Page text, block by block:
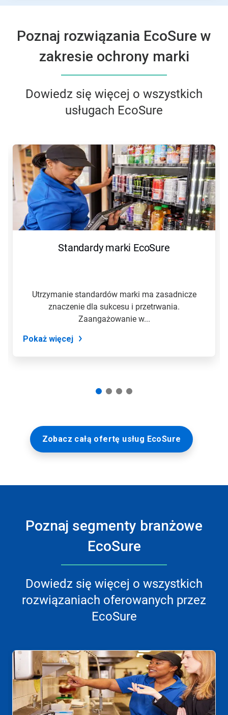
Poznaj rozwiązania EcoSure w
zakresie ochrony marki
Dowiedz się więcej o wszystkich
usługach EcoSure
Standardy marki EcoSure
Utrzymanie standardów marki ma zasadnicze
znaczenie dla sukcesu i przetrwania.
Zaangażowanie w...
Pokaż więcej
Zobacz całą ofertę usług EcoSure
Poznaj segmenty branżowe
EcoSure
Dowiedz się więcej o wszystkich
rozwiązaniach oferowanych przez
EcoSure
To
karuzela.
Wciśnij
przycisk
Następny
lub
Poprzedni